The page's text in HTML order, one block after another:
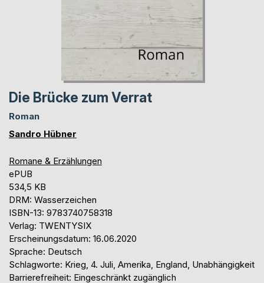
Die Brücke zum Verrat
Roman
Sandro Hübner
Romane & Erzählungen
ePUB
534,5 KB
DRM: Wasserzeichen
ISBN-13: 9783740758318
Verlag: TWENTYSIX
Erscheinungsdatum: 16.06.2020
Sprache: Deutsch
Schlagworte: Krieg, 4. Juli, Amerika, England, Unabhängigkeit
Barrierefreiheit: Eingeschränkt zugänglich